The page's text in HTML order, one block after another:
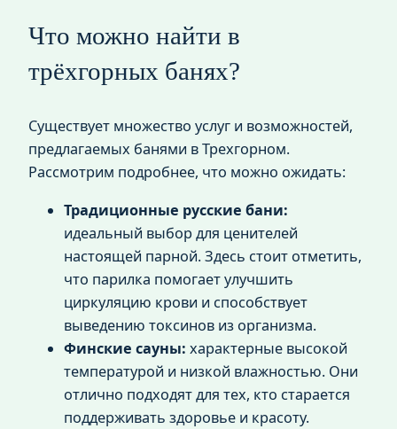
Что можно найти в
трёхгорных банях?
Существует множество услуг и возможностей,
предлагаемых банями в Трехгорном.
Рассмотрим подробнее, что можно ожидать:
Традиционные русские бани:
идеальный выбор для ценителей
настоящей парной. Здесь стоит отметить,
что парилка помогает улучшить
циркуляцию крови и способствует
выведению токсинов из организма.
Финские сауны: характерные высокой
температурой и низкой влажностью. Они
отлично подходят для тех, кто старается
поддерживать здоровье и красоту.